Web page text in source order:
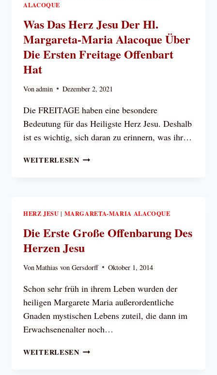
ALACOQUE
Was Das Herz Jesu Der Hl.
Margareta-Maria Alacoque Über
Die Ersten Freitage Offenbart
Hat
Vonadmin Dezember 2, 2021
Die FREITAGE haben eine besondere
Bedeutung für das Heiligste Herz Jesu. Deshalb
ist es wichtig, sich daran zu erinnern, was ihr…
WEITERLESENWAS
HL.
MARIA
ALACOQUE
DIE
FREITAGE
OFFENBART
HAT
HERZ JESU | MARGARETA-MARIA ALACOQUE
Die Erste Große Offenbarung Des
Herzen Jesu
VonMathias von Gersdorff Oktober 1, 2014
Schon sehr früh in ihrem Leben wurden der
heiligen Margarete Maria außerordentliche
Gnaden mystischen Lebens zuteil, die dann im
Erwachsenenalter noch…
WEITERLESENDIE